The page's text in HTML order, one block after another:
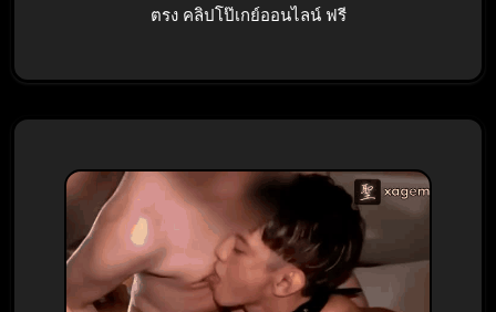
ตรง คลิปโป๊เกย์ออนไลน์ ฟรี